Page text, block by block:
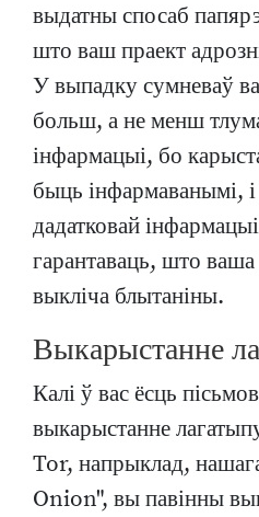
выдатны спосаб
што ваш праект
У выпадку сумневаў
больш, а не менш
інфармацыі, бо
быць інфармаванымі,
дадатковай
гарантаваць, што
выкліча блытаніны.
Выкарыстанне
Калі ў вас ёсць
выкарыстанне
Tor, напрыклад,
Onion", вы павінны